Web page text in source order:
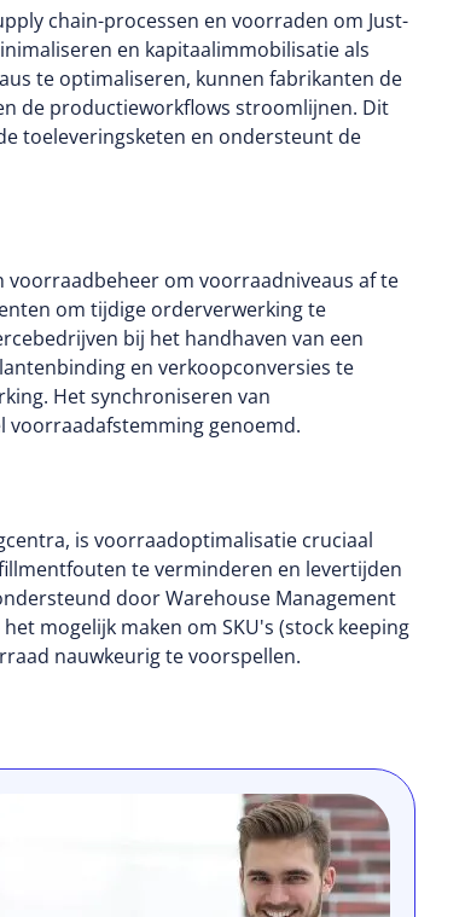
chain-processen en voorraden om Just-
en kapitaalimmobilisatie als
te optimaliseren, kunnen fabrikanten de
de productieworkflows stroomlijnen. Dit
toeleveringsketen en ondersteunt de
om voorraadniveaus af te
om tijdige orderverwerking te
bij het handhaven van een
en verkoopconversies te
Het synchroniseren van
voorraadafstemming genoemd.
is voorraadoptimalisatie cruciaal
te verminderen en levertijden
door Warehouse Management
mogelijk maken om SKU's (stock keeping
nauwkeurig te voorspellen.